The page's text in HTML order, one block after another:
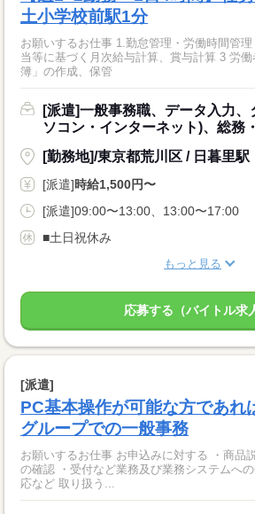
土小学校前駅1分
お願いするお仕事 1.勤怠管理・労働時間管
当等に基づく月次給与計算、賞与計算 3 労
簿」の作成、保管
[派遣]一般事務職、データ入力
ソコン・インターネット)、総務
[勤務地]/東京都荒川区 / 日暮里駅
[派遣]時給1,500円〜
[派遣]09:00〜13:00、13:00〜17:00
■土日祝休み
もっと見る
応募する（バイトル求
[派遣]
PC基本操作が可能な方であ
グループでの一般事務
お願いするお仕事 お申込みに対する ・商品
の確認 ・受付など業務及び業務システムへ
応など 取り扱う...